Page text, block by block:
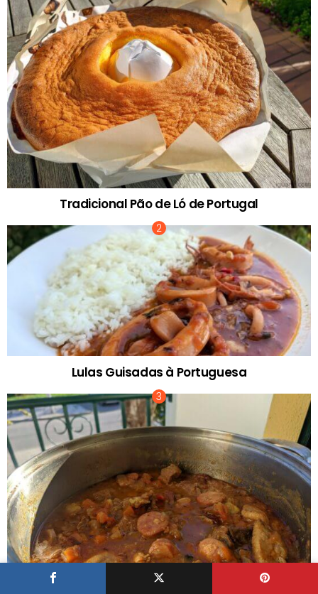
Tradicional Pão de Ló de Portugal
Lulas Guisadas à Portuguesa